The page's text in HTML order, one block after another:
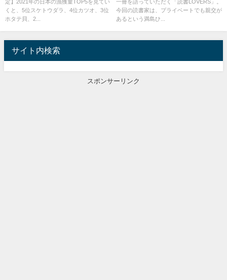
定】2021年の日本の漁獲量TOP5を見てい
くと、5位スケトウダラ、4位カツオ、3位
ホタテ貝、2...
一冊を語っていただく「読書LOVERS」。
今回の読書家は、プライベートでも親交が
あるという満島ひ...
サイト内検索
スポンサーリンク